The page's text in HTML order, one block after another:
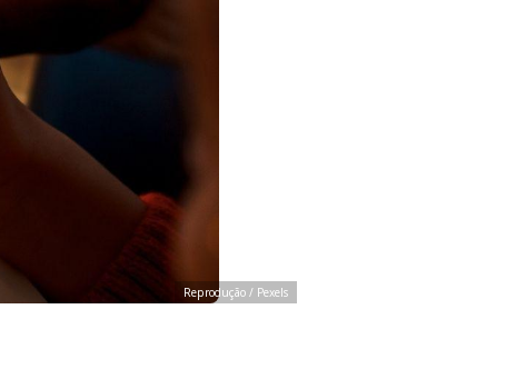
Reprodução / Pexels